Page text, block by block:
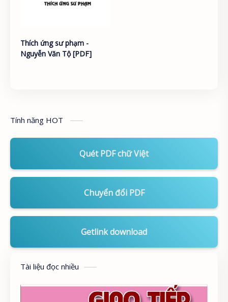
Thích ứng sư phạm -
Nguyễn Văn Tộ [PDF]
Tính năng HOT
Quét PDF chữ Việt
Chuyển đổi PDF
Getlink download
Tài liệu đọc nhiều